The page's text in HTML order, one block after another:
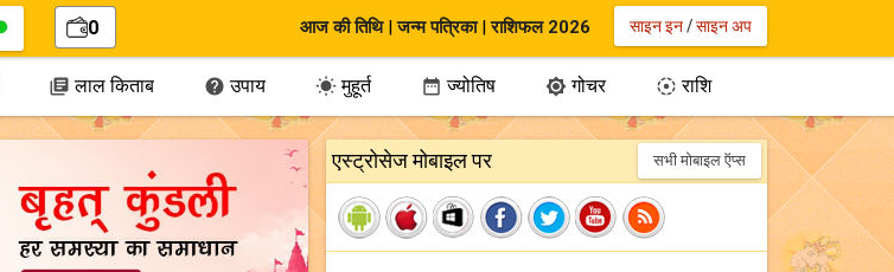
0 आज की तिथि|जन्म पत्रिका|राशिफल 2026 साइन इन/साइन अप
 लाल किताब  उपाय मुहूर्त  ज्योतिष  गोचर  राशि
एस्ट्रोसेज मोबाइल पर सभी मोबाइल ऍप्स